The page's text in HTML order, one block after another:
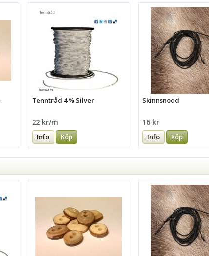
Tenntråd 4 % Silver
22 kr/m
Info Köp
Skinnsnodd
16 kr
Info Köp